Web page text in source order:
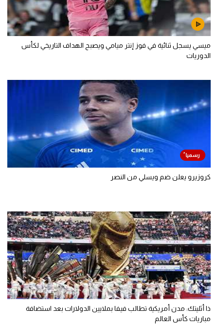
ميسي يسجل ثنائية في فوز إنتر ميامي ويصبح الهداف التاريخي لكأس
الدوريات
كروزيرو يعلن ضم ويسلي من النصر
ذا أثليتك: مدن أمريكية تطالب فيفا بملايين الدولارات بعد استضافة
مباريات كأس العالم